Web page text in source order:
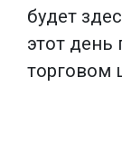
будет
этот день
торговом